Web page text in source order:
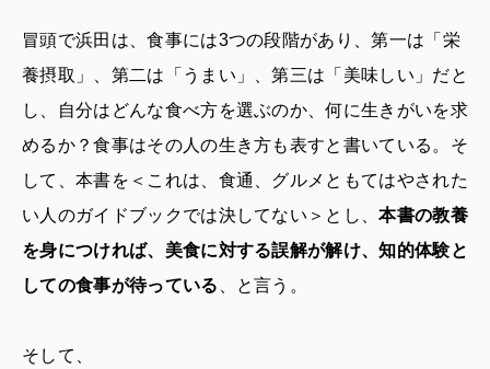
冒頭で浜田は、食事には3つの段階があり、第一は「栄
養摂取」、第二は「うまい」、第三は「美味しい」だと
し、自分はどんな食べ方を選ぶのか、何に生きがいを求
めるか？食事はその人の生き方も表すと書いている。そ
して、本書を＜これは、食通、グルメともてはやされた
い人のガイドブックでは決してない＞とし、本書の教養
を身につければ、美食に対する誤解が解け、知的体験と
しての食事が待っている 、と言う。
そして、